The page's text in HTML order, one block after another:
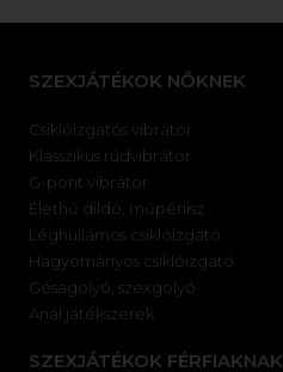
SZEXJÁTÉKOK NŐKNEK
Csiklóizgatós vibrátor
Klasszikus rúdvibrátor
G-pont vibrátor
Élethű dildó, műpénisz
Léghullámos csiklóizgató
Hagyományos csiklóizgató
Gésagolyó, szexgolyó
Anál játékszerek
SZEXJÁTÉKOK FÉRFIAKNAK